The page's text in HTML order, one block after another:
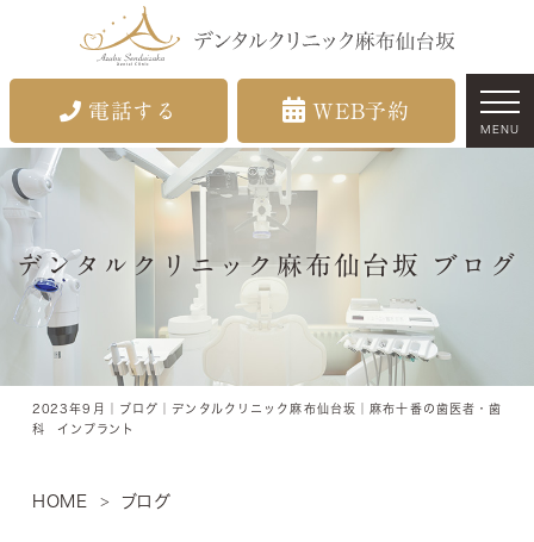
2023年9月｜ブログ｜デンタルクリニック麻布仙台坂｜麻布十番の歯医者・歯
科 インプラント
電話する WEB予約
MENU
デンタルクリニック麻布仙台坂 ブログ
HOME ブログ